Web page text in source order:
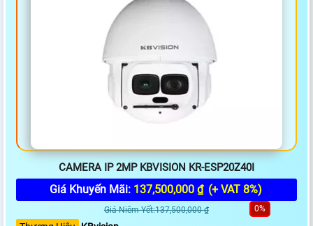
CAMERA IP 2MP KBVISION KR-ESP20Z40I
Giá Khuyến Mãi: 137,500,000 ₫ (+ VAT 8%)
Giá Niêm Yết:137,500,000 ₫ 0%